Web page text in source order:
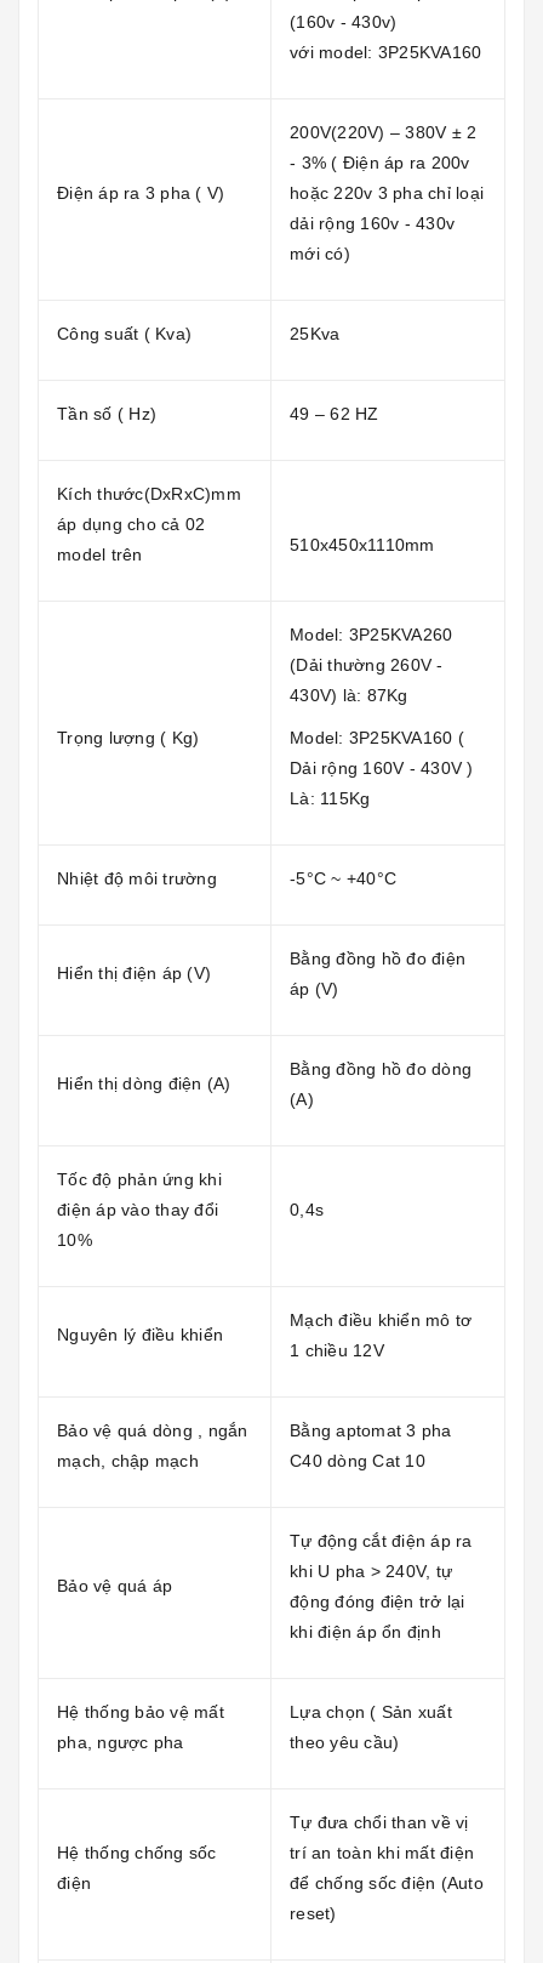
(160v - 430v)
với model: 3P25KVA160
Điện áp ra 3 pha ( V)
200V(220V) – 380V ± 2
- 3% ( Điện áp ra 200v
hoặc 220v 3 pha chỉ loại
dải rộng 160v - 430v
mới có)
Công suất ( Kva) 25Kva
Tần số ( Hz) 49 – 62 HZ
Kích thước(DxRxC)mm
áp dụng cho cả 02
model trên
510x450x1110mm
Trọng lượng ( Kg)
Model: 3P25KVA260
(Dải thường 260V -
430V) là: 87Kg
Model: 3P25KVA160 (
Dải rộng 160V - 430V )
Là: 115Kg
Nhiệt độ môi trường -5°C ~ +40°C
Hiển thị điện áp (V)
Bằng đồng hồ đo điện
áp (V)
Hiển thị dòng điện (A)
Bằng đồng hồ đo dòng
(A)
Tốc độ phản ứng khi
điện áp vào thay đổi
10%
0,4s
Nguyên lý điều khiển
Mạch điều khiển mô tơ
1 chiều 12V
Bảo vệ quá dòng , ngắn
mạch, chập mạch
Bằng aptomat 3 pha
C40 dòng Cat 10
Bảo vệ quá áp
Tự động cắt điện áp ra
khi U pha > 240V, tự
động đóng điện trở lại
khi điện áp ổn định
Hệ thống bảo vệ mất
pha, ngược pha
Lựa chọn ( Sản xuất
theo yêu cầu)
Hệ thống chống sốc
điện
Tự đưa chổi than về vị
trí an toàn khi mất điện
để chống sốc điện (Auto
reset)